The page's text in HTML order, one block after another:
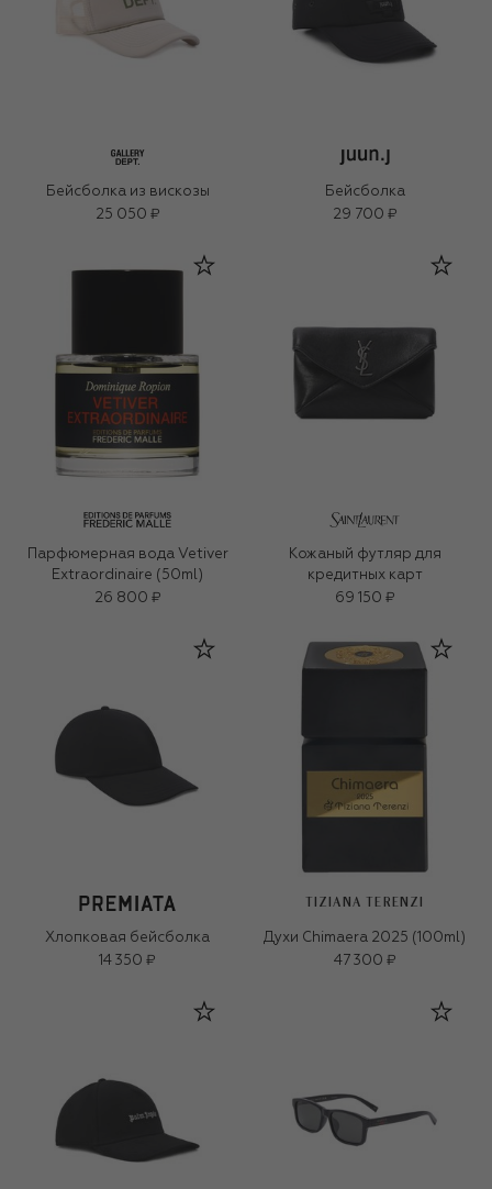
Бейсболка из вискозы
25 050 ₽
Бейсболка
29 700 ₽
Парфюмерная вода Vetiver
Extraordinaire (50ml)
26 800 ₽
Кожаный футляр для
кредитных карт
69 150 ₽
Хлопковая бейсболка
14 350 ₽
TIZIANA TERENZI
Духи Chimaera 2025 (100ml)
47 300 ₽